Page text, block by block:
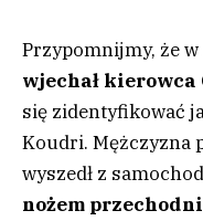
Przypomnijmy, że
wjechał kierowca
się zidentyfikować
Koudri. Mężczyzna
wyszedł z
nożem